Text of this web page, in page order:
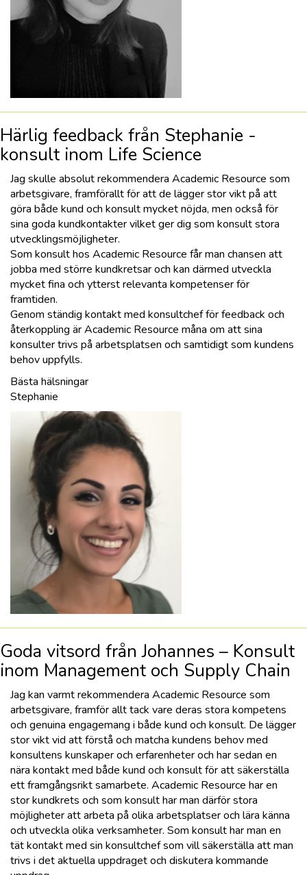
Härlig feedback från Stephanie -
konsult inom Life Science
Jag skulle absolut rekommendera Academic Resource som
arbetsgivare, framförallt för att de lägger stor vikt på att
göra både kund och konsult mycket nöjda, men också för
sina goda kundkontakter vilket ger dig som konsult stora
utvecklingsmöjligheter.
Som konsult hos Academic Resource får man chansen att
jobba med större kundkretsar och kan därmed utveckla
mycket fina och ytterst relevanta kompetenser för
framtiden.
Genom ständig kontakt med konsultchef för feedback och
återkoppling är Academic Resource måna om att sina
konsulter trivs på arbetsplatsen och samtidigt som kundens
behov uppfylls.
Bästa hälsningar
Stephanie
Goda vitsord från Johannes – Konsult
inom Management och Supply Chain
Jag kan varmt rekommendera Academic Resource som
arbetsgivare, framför allt tack vare deras stora kompetens
och genuina engagemang i både kund och konsult. De lägger
stor vikt vid att förstå och matcha kundens behov med
konsultens kunskaper och erfarenheter och har sedan en
nära kontakt med både kund och konsult för att säkerställa
ett framgångsrikt samarbete. Academic Resource har en
stor kundkrets och som konsult har man därför stora
möjligheter att arbeta på olika arbetsplatser och lära känna
och utveckla olika verksamheter. Som konsult har man en
tät kontakt med sin konsultchef som vill säkerställa att man
trivs i det aktuella uppdraget och diskutera kommande